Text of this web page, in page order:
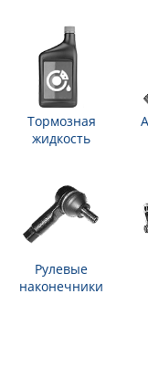
Тормозная
жидкость
Рулевые
наконечники